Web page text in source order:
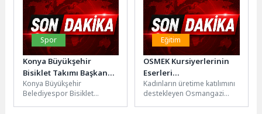
Organizasyonunda...
Spor
Konya Büyükşehir
Bisiklet Takımı Başkan
Altay’ı Ziyaret Etti
Konya Büyükşehir
Belediyespor Bisiklet
Eğitim
OSMEK Kursiyerlerinin
Eserleri
Hüdavendigar’da
Sergilendi
Kadınların üretime katılımını
destekleyen Osmangazi